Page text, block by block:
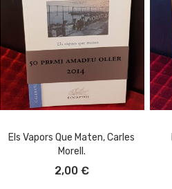
Els Vapors Que Maten, Carles
Morell.
2,00 €